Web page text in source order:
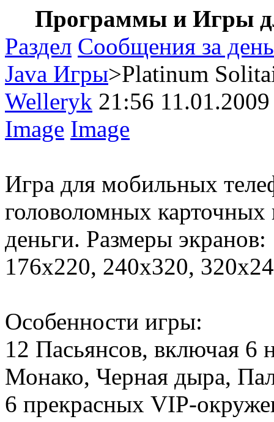
Программы и Игры
Раздел Сообщения за день
Java Игры>Platinum
Welleryk 21:56 11.01.2009
Image Image
Игра для мобильных
головоломных
деньги. Размеры
176х220, 240х320,
Особенности игры:
12 Пасьянсов, включая 6
Монако, Черная дыра,
6 прекрасных VIP-